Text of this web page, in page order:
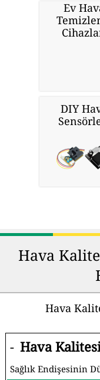
Ev
DIY
Hava
Hava
- Hava
Sağlık Endişesinin